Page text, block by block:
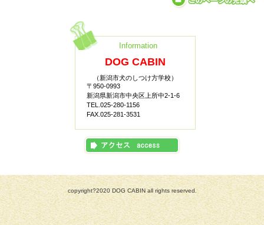
Information
DOG CABIN
（新潟市犬のしつけ方学校）
〒950-0993
新潟県新潟市中央区上所中2-1-6
TEL.025-280-1156
FAX.025-281-3531
copyright?2020 DOG CABIN all rights reserved.